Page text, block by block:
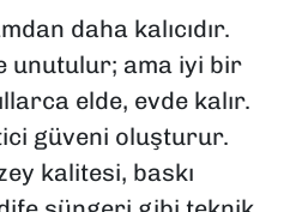
daha kalıcıdır.
unutulur; ama iyi bir
elde, evde kalır.
güveni oluşturur.
kalitesi, baskı